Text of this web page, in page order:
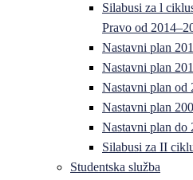
Silabusi za l
Pravo od
Nastavni plan
Nastavni plan
Nastavni plan od
Nastavni plan
Nastavni plan do
Silabusi za II
Studentska služba